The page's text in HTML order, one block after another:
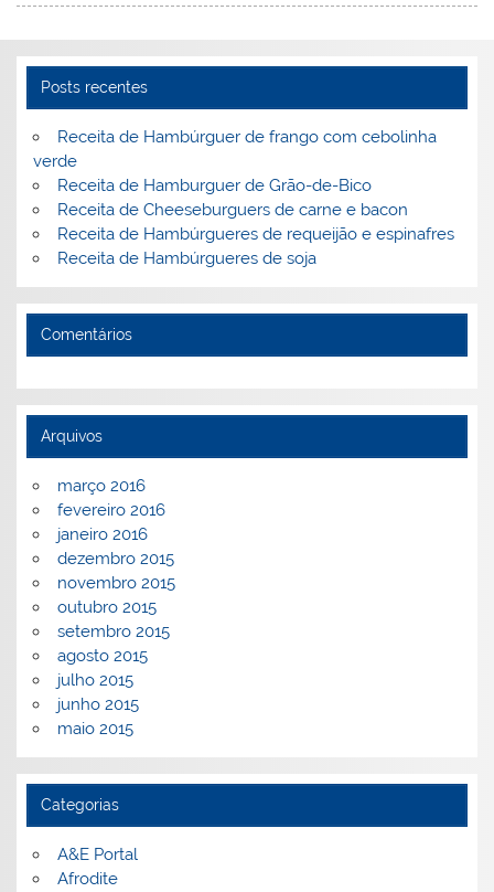
Posts recentes
Receita de Hambúrguer de frango com cebolinha
verde
Receita de Hamburguer de Grão-de-Bico
Receita de Cheeseburguers de carne e bacon
Receita de Hambúrgueres de requeijão e espinafres
Receita de Hambúrgueres de soja
Comentários
Arquivos
março 2016
fevereiro 2016
janeiro 2016
dezembro 2015
novembro 2015
outubro 2015
setembro 2015
agosto 2015
julho 2015
junho 2015
maio 2015
Categorias
A&E Portal
Afrodite